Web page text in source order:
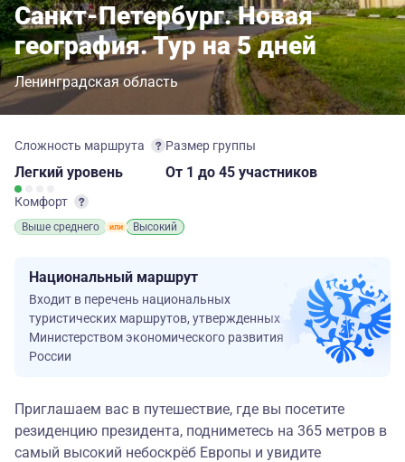
Санкт-Петербург. Новая
география. Тур на 5 дней
Ленинградская область
Сложность маршрута
Легкий уровень
Комфорт
Выше среднего Высокий
Размер группы
От 1 до 45 участников
Национальный маршрут
Входит в перечень национальных
туристических маршрутов, утвержденных
Министерством экономического развития
России
Приглашаем вас в путешествие, где вы посетите
резиденцию президента, подниметесь на 365 метров в
самый высокий небоскрёб Европы и увидите